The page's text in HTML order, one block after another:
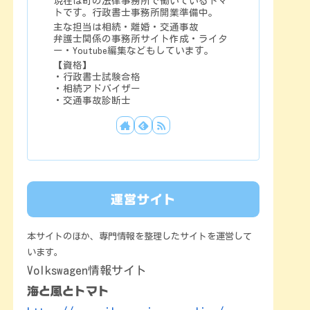
トです。行政書士事務所開業準備中。
主な担当は相続・離婚・交通事故
弁護士関係の事務所サイト作成・ライタ
ー・Youtube編集などもしています。
【資格】
・行政書士試験合格
・相続アドバイザー
・交通事故診断士
運営サイト
本サイトのほか、専門情報を整理したサイトを運営して
います。
Volkswagen情報サイト
海と風とトマト